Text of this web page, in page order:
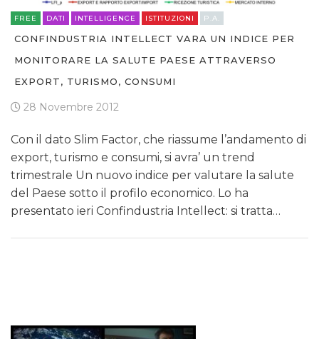
FREE DATI INTELLIGENCE ISTITUZIONI P.A.
CONFINDUSTRIA INTELLECT VARA UN INDICE PER
MONITORARE LA SALUTE PAESE ATTRAVERSO
EXPORT, TURISMO, CONSUMI
28 Novembre 2012
Con il dato Slim Factor, che riassume l’andamento di
export, turismo e consumi, si avra’ un trend
trimestrale Un nuovo indice per valutare la salute
del Paese sotto il profilo economico. Lo ha
presentato ieri Confindustria Intellect: si tratta…